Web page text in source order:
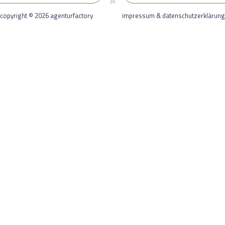
copyright © 2026 agenturfactory impressum & datenschutzerklärung